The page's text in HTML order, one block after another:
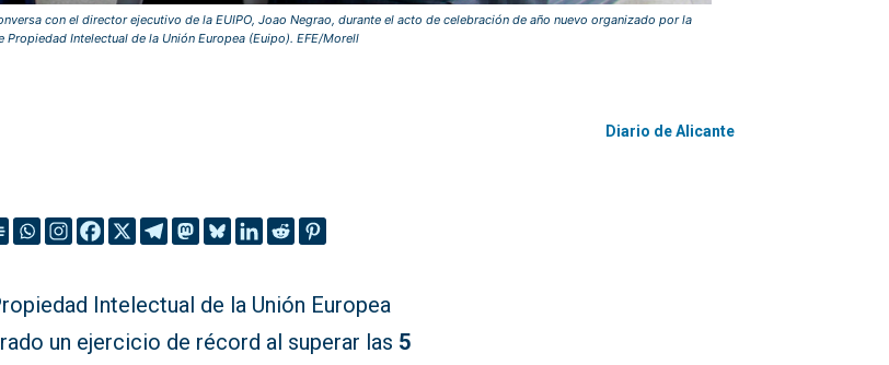
con el director ejecutivo de la EUIPO, Joao Negrao, durante el acto de celebración de año nuevo organizado por la
Propiedad Intelectual de la Unión Europea (Euipo). EFE/Morell
Diario de Alicante
Intelectual de la Unión Europea
un ejercicio de récord al superar las 5